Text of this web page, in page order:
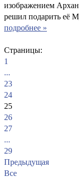
изображением
решил подарить её
подробнее »
Страницы:
1
...
23
24
25
26
27
...
29
Предыдущая
Все